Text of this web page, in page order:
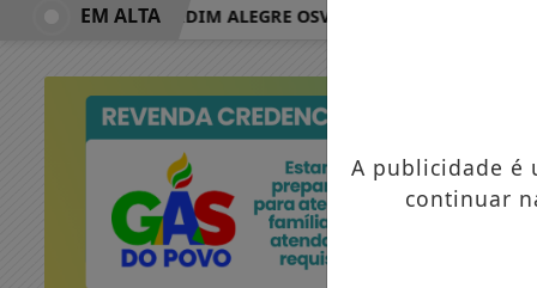
MORRE EM JARDIM ALEGRE OSVALDO PEDRO DOS
EM ALTA
A publicidade é
continuar